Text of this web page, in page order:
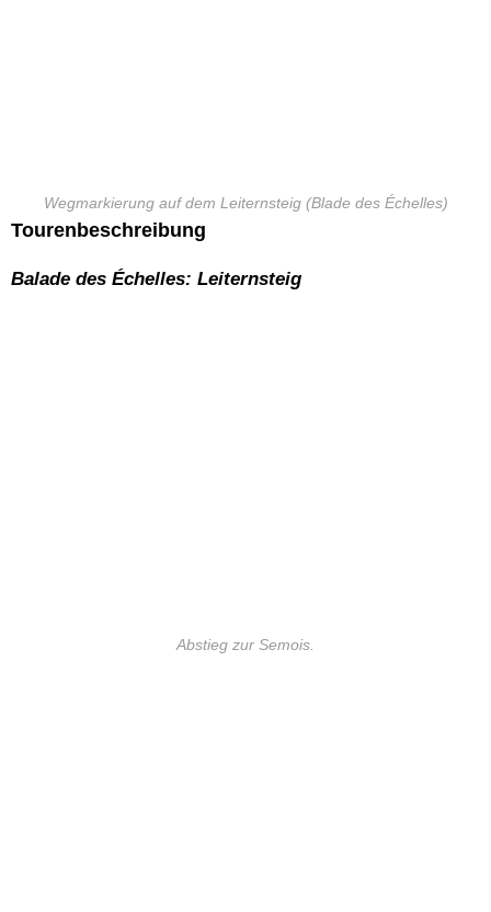
Wegmarkierung auf dem Leiternsteig (Blade des Échelles)
Tourenbeschreibung
Balade des Échelles: Leiternsteig
Abstieg zur Semois.